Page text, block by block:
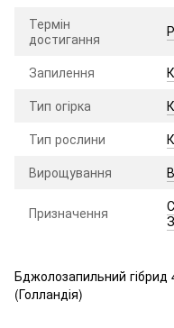
Термін
достигання
Запилення
Тип огірка
Тип рослини
Вирощування
Призначення
Бджолозапильний гібрид
(Голландія)